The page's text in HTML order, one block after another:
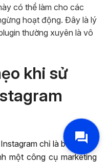
có thể làm cho các
hoạt động. Đây là lý
thường xuyên là vô
khi sử
chỉ là bước khởi
một công cụ marketing